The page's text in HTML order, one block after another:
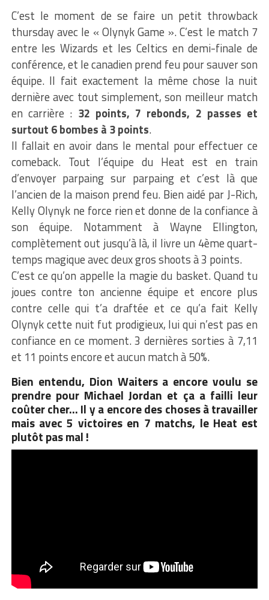
C’est le moment de se faire un petit throwback
thursday avec le « Olynyk Game ». C’est le match 7
entre les Wizards et les Celtics en demi-finale de
conférence, et le canadien prend feu pour sauver son
équipe. Il fait exactement la même chose la nuit
dernière avec tout simplement, son meilleur match
en carrière : 32 points, 7 rebonds, 2 passes et
surtout 6 bombes à 3 points.
Il fallait en avoir dans le mental pour effectuer ce
comeback. Tout l’équipe du Heat est en train
d’envoyer parpaing sur parpaing et c’est là que
l’ancien de la maison prend feu. Bien aidé par J-Rich,
Kelly Olynyk ne force rien et donne de la confiance à
son équipe. Notamment à Wayne Ellington,
complètement out jusqu’à là, il livre un 4ème quart-
temps magique avec deux gros shoots à 3 points.
C’est ce qu’on appelle la magie du basket. Quand tu
joues contre ton ancienne équipe et encore plus
contre celle qui t’a draftée et ce qu’a fait Kelly
Olynyk cette nuit fut prodigieux, lui qui n’est pas en
confiance en ce moment. 3 dernières sorties à 7,11
et 11 points encore et aucun match à 50%.
Bien entendu, Dion Waiters a encore voulu se
prendre pour Michael Jordan et ça a failli leur
coûter cher… Il y a encore des choses à travailler
mais avec 5 victoires en 7 matchs, le Heat est
plutôt pas mal !